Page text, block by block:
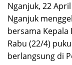
Nganjuk, 22
Nganjuk
bersama Kepala
Rabu (22/4)
berlangsung di